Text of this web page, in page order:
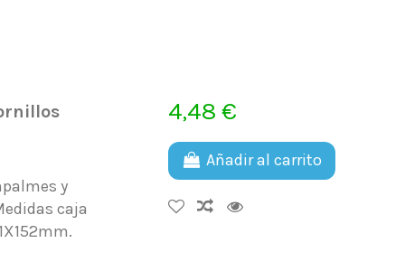
y
caja
4,48 €
Añadir al carrito